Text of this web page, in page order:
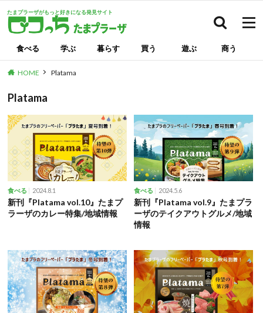
たまプラーザがもっと好きになる発見サイト
食べる 学ぶ 暮らす 買う 遊ぶ 商う
HOME Platama
Platama
食べる 2024.8.1
新刊『Platama vol.10』たまプ
ラーザのカレー特集/地域情報
食べる 2024.5.6
新刊『Platama vol.9』たまプラ
ーザのテイクアウトグルメ/地域
情報